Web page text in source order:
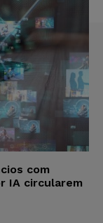
com
IA circularem